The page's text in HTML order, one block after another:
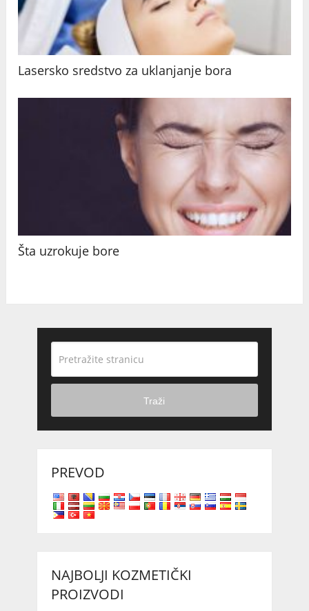
Lasersko sredstvo za uklanjanje bora
Šta uzrokuje bore
Traži
PREVOD
NAJBOLJI KOZMETIČKI
PROIZVODI